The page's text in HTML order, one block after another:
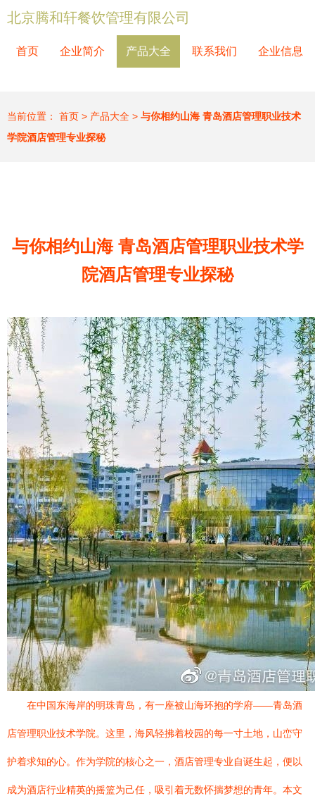
北京腾和轩餐饮管理有限公司
首页 企业简介 产品大全 联系我们 企业信息
当前位置： 首页 > 产品大全 > 与你相约山海 青岛酒店管理职业技术
学院酒店管理专业探秘
与你相约山海 青岛酒店管理职业技术学
院酒店管理专业探秘
在中国东海岸的明珠青岛，有一座被山海环抱的学府——青岛酒
店管理职业技术学院。这里，海风轻拂着校园的每一寸土地，山峦守
护着求知的心。作为学院的核心之一，酒店管理专业自诞生起，便以
成为酒店行业精英的摇篮为己任，吸引着无数怀揣梦想的青年。本文